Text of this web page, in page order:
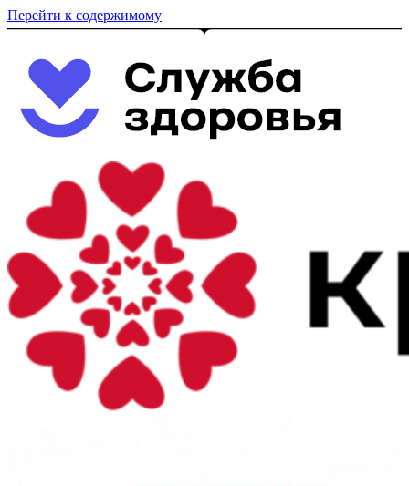
Перейти к содержимому